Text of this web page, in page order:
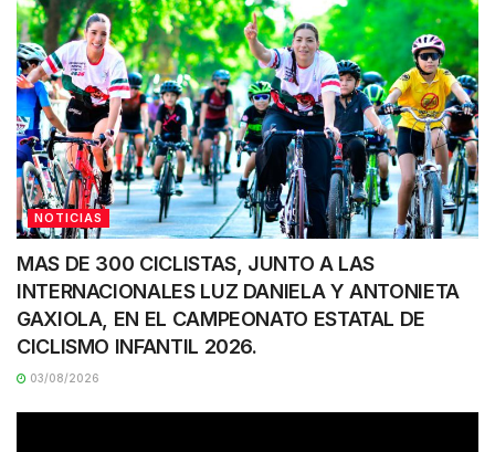
NOTICIAS
MAS DE 300 CICLISTAS, JUNTO A LAS
INTERNACIONALES LUZ DANIELA Y ANTONIETA
GAXIOLA, EN EL CAMPEONATO ESTATAL DE
CICLISMO INFANTIL 2026.
03/08/2026